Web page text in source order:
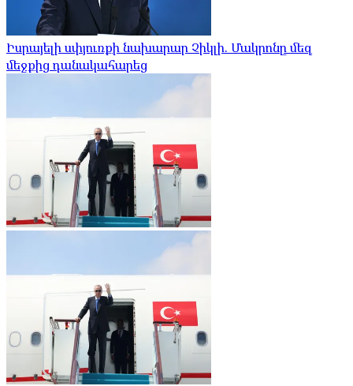
Իսրայելի սփյուռքի նախարար Չիկլի. Մակրոնը մեզ
մեջքից դանակահարեց